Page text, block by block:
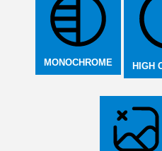
HIGH
MONOCHROME